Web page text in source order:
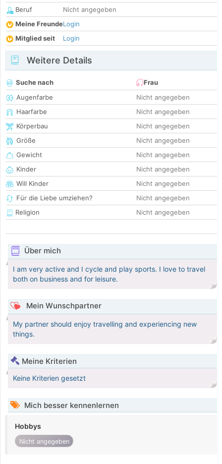
Beruf
Nicht angegeben
Meine FreundeLogin
Mitglied seit
Login
Weitere Details
Suche nach
Frau
Augenfarbe
Nicht angegeben
Haarfarbe
Nicht angegeben
Körperbau
Nicht angegeben
Größe
Nicht angegeben
Gewicht
Nicht angegeben
Kinder
Nicht angegeben
Will Kinder
Nicht angegeben
Für die Liebe umziehen?
Nicht angegeben
Religion
Nicht angegeben
Über mich
I am very active and I cycle and play sports. I love to travel
both on business and for leisure.
Mein Wunschpartner
My partner should enjoy travelling and experiencing new
things.
Meine Kriterien
Keine Kriterien gesetzt
Mich besser kennenlernen
Hobbys
Nicht angegeben